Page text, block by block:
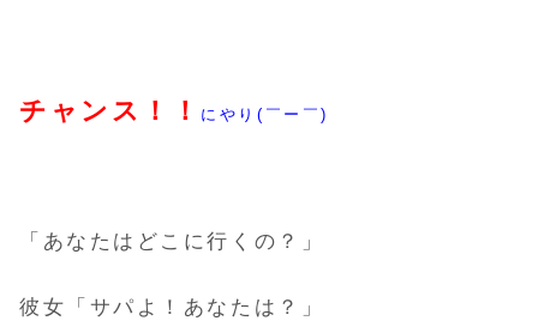
チャンス！！ にやり(￣ー￣)
「あなたはどこに行くの？」
彼女「サパよ！あなたは？」